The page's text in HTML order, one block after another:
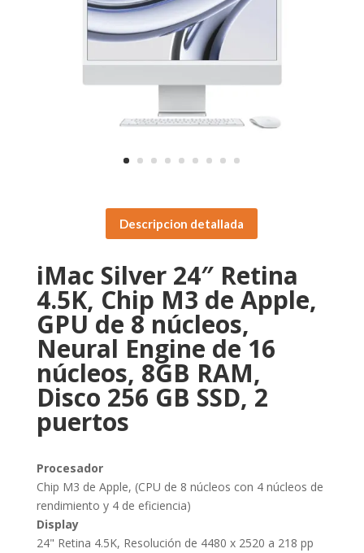
Descripcion detallada
iMac Silver 24″ Retina
4.5K, Chip M3 de Apple,
GPU de 8 núcleos,
Neural Engine de 16
núcleos, 8GB RAM,
Disco 256 GB SSD, 2
puertos
Procesador
Chip M3 de Apple, (CPU de 8 núcleos con 4 núcleos de
rendimiento y 4 de eficiencia)
Display
24" Retina 4.5K, Resolución de 4480 x 2520 a 218 pp